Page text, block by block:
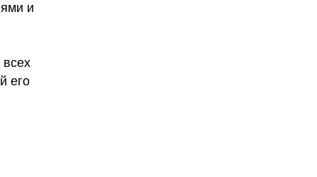
и
его